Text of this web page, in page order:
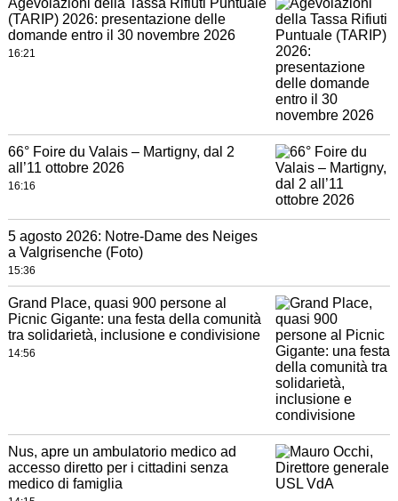
Agevolazioni della Tassa Rifiuti Puntuale
(TARIP) 2026: presentazione delle
domande entro il 30 novembre 2026
16:21
66° Foire du Valais – Martigny, dal 2
all’11 ottobre 2026
16:16
5 agosto 2026: Notre-Dame des Neiges
a Valgrisenche (Foto)
15:36
Grand Place, quasi 900 persone al
Picnic Gigante: una festa della comunità
tra solidarietà, inclusione e condivisione
14:56
Nus, apre un ambulatorio medico ad
accesso diretto per i cittadini senza
medico di famiglia